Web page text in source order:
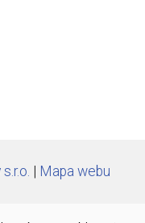
Mapa webu